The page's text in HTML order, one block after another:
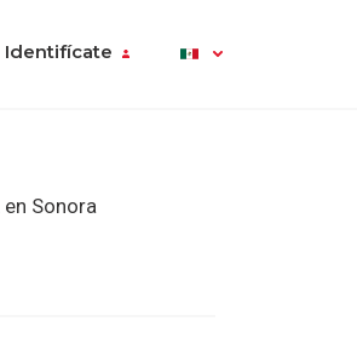
Identifícate
en Sonora